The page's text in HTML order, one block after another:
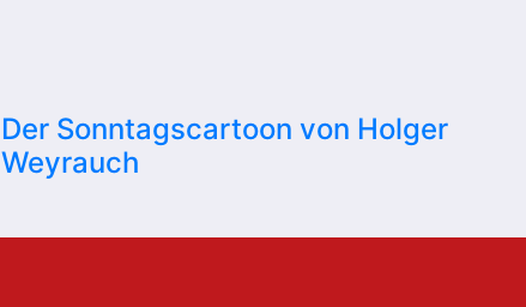
Der Sonntagscartoon von Holger
Weyrauch